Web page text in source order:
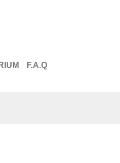
F.A.Q